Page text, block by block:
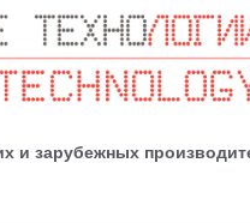
и зарубежных